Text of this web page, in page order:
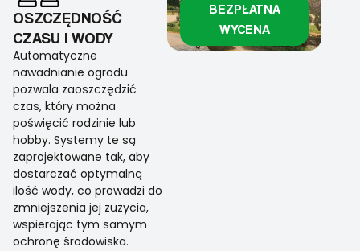
OSZCZĘDNOŚĆ
CZASU I WODY
Automatyczne
nawadnianie ogrodu
pozwala zaoszczędzić
czas, który można
poświęcić rodzinie lub
hobby. Systemy te są
zaprojektowane tak, aby
dostarczać optymalną
ilość wody, co prowadzi do
zmniejszenia jej zużycia,
wspierając tym samym
ochronę środowiska.
BEZPŁATNA
WYCENA